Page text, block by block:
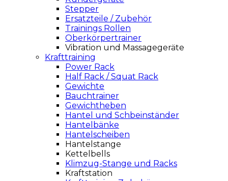
Stepper
Ersatzteile / Zubehör
Trainings Rollen
Oberkörpertrainer
Vibration und Massagegeräte
Krafttraining
Power Rack
Half Rack / Squat Rack
Gewichte
Bauchtrainer
Gewichtheben
Hantel und Schbeinständer
Hantelbänke
Hantelscheiben
Hantelstange
Kettelbells
Klimzug-Stange und Racks
Kraftstation